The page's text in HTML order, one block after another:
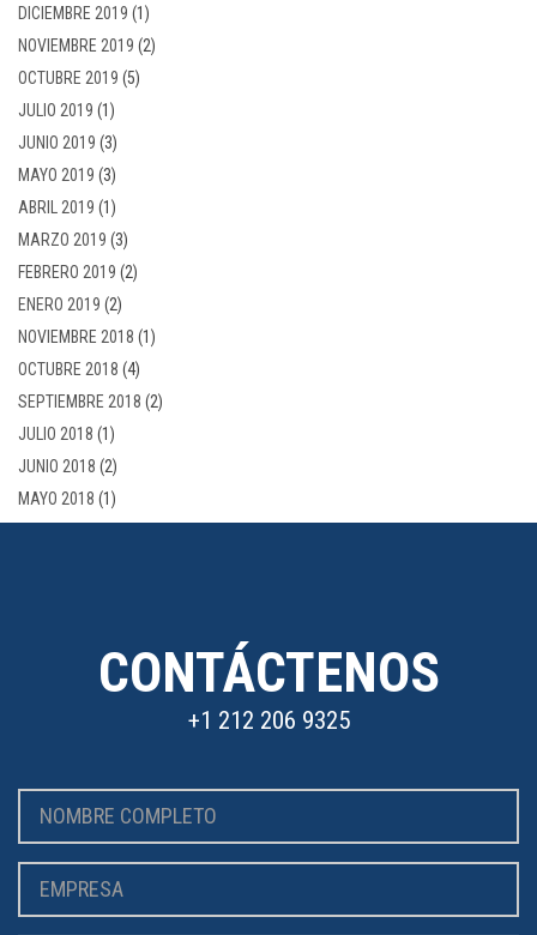
DICIEMBRE 2019 (1)
NOVIEMBRE 2019 (2)
OCTUBRE 2019 (5)
JULIO 2019 (1)
JUNIO 2019 (3)
MAYO 2019 (3)
ABRIL 2019 (1)
MARZO 2019 (3)
FEBRERO 2019 (2)
ENERO 2019 (2)
NOVIEMBRE 2018 (1)
OCTUBRE 2018 (4)
SEPTIEMBRE 2018 (2)
JULIO 2018 (1)
JUNIO 2018 (2)
MAYO 2018 (1)
CONTÁCTENOS
+1 212 206 9325